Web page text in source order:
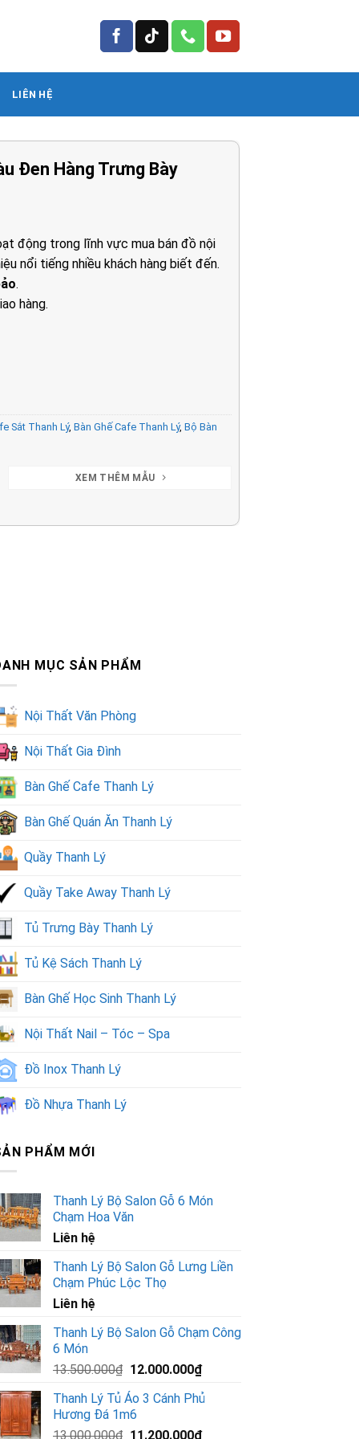
LIÊN HỆ
Đen Hàng Trưng Bày
động trong lĩnh vực mua bán đồ nội
nổi tiếng nhiều khách hàng biết đến.
.
hàng.
Sắt Thanh Lý,Bàn Ghế Cafe Thanh Lý,Bộ Bàn
XEM THÊM MẪU
MỤC SẢN PHẨM
Nội Thất Văn Phòng
Nội Thất Gia Đình
Bàn Ghế Cafe Thanh Lý
Bàn Ghế Quán Ăn Thanh Lý
Quầy Thanh Lý
Quầy Take Away Thanh Lý
Tủ Trưng Bày Thanh Lý
Tủ Kệ Sách Thanh Lý
Bàn Ghế Học Sinh Thanh Lý
Nội Thất Nail – Tóc – Spa
Đồ Inox Thanh Lý
Đồ Nhựa Thanh Lý
PHẨM MỚI
Thanh Lý Bộ Salon Gỗ 6 Món
Chạm Hoa Văn
Liên hệ
Thanh Lý Bộ Salon Gỗ Lưng Liền
Chạm Phúc Lộc Thọ
Liên hệ
Thanh Lý Bộ Salon Gỗ Chạm Công
6 Món
13.500.000₫ Giá
là:
13.500.000₫.
12.000.000₫Giá
tại
Thanh Lý Tủ Áo 3 Cánh Phủ
Hương Đá 1m6
13.000.000₫ Giá
11.200.000₫Giá